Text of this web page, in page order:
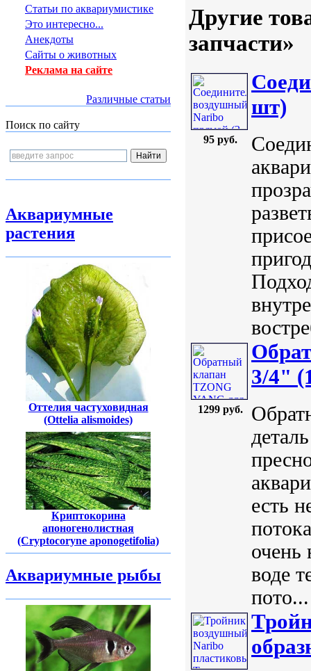
Статьи по аквариумистике
Это интересно...
Анекдоты
Сайты о животных
Реклама на сайте
Различные статьи
Поиск по сайту
Аквариумные
растения
Оттелия частуховидная
(Ottelia alismoides)
Криптокорина
апоногенолистная
(Cryptocoryne aponogetifolia)
Аквариумные рыбы
Другие
запчасти»
95 руб.
шт)
1299 руб.
3/4"
есть
очень
воде
пото...